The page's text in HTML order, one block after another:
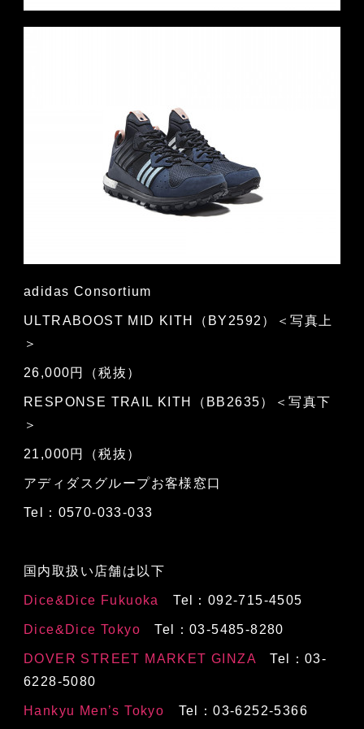
adidas Consortium
ULTRABOOST MID KITH（BY2592）＜写真上
＞
26,000円（税抜）
RESPONSE TRAIL KITH（BB2635）＜写真下
＞
21,000円（税抜）
アディダスグループお客様窓口
Tel：0570-033-033
国内取扱い店舗は以下
Dice&Dice Fukuoka Tel：092-715-4505
Dice&Dice Tokyo Tel：03-5485-8280
DOVER STREET MARKET GINZA Tel：03-
6228-5080
Hankyu Men’s Tokyo Tel：03-6252-5366